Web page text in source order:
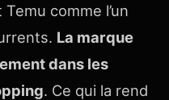
comme l’un
La marque
dans les
. Ce qui la rend